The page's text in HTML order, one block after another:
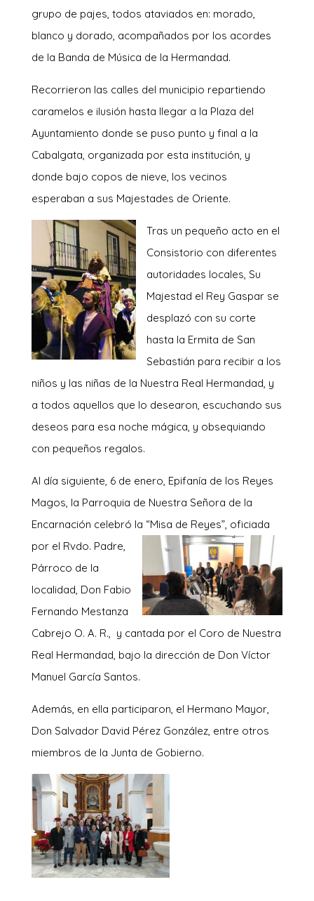
grupo de pajes, todos ataviados en: morado,
blanco y dorado, acompañados por los acordes
de la Banda de Música de la Hermandad.
Recorrieron las calles del municipio repartiendo
caramelos e ilusión hasta llegar a la Plaza del
Ayuntamiento donde se puso punto y final a la
Cabalgata, organizada por esta institución, y
donde bajo copos de nieve, los vecinos
esperaban a sus Majestades de Oriente.
Tras un pequeño acto en el
Consistorio con diferentes
autoridades locales, Su
Majestad el Rey Gaspar se
desplazó con su corte
hasta la Ermita de San
Sebastián para recibir a los
niños y las niñas de la Nuestra Real Hermandad, y
a todos aquellos que lo desearon, escuchando sus
deseos para esa noche mágica, y obsequiando
con pequeños regalos.
Al día siguiente, 6 de enero, Epifanía de los Reyes
Magos, la Parroquia de Nuestra Señora de la
Encarnación celebró la “Misa de Reyes”, oficiada
por el Rvdo. Padre,
Párroco de la
localidad, Don Fabio
Fernando Mestanza
Cabrejo O. A. R., y cantada por el Coro de Nuestra
Real Hermandad, bajo la dirección de Don Víctor
Manuel García Santos.
Además, en ella participaron, el Hermano Mayor,
Don Salvador David Pérez González, entre otros
miembros de la Junta de Gobierno.